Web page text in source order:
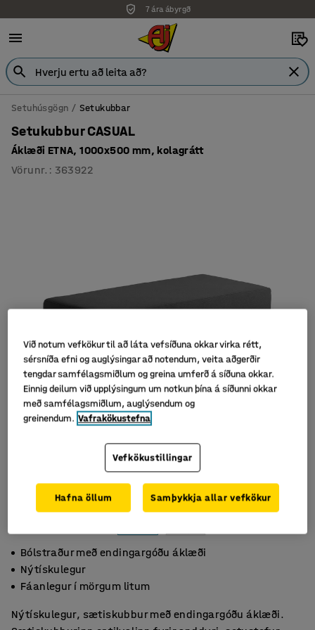
7 ára ábyrgð
Setuhúsgögn Setukubbar
Setukubbur CASUAL
Áklæði ETNA, 1000x500 mm, kolagrátt
Vörunr. : 363922
Bólstraður með endingargóðu áklæði
Nýtískulegur
Fáanlegur í mörgum litum
Nýtískulegur, sætiskubbur með endingargóðu áklæði.
Við notum vefkökur til að láta vefsíðuna okkar virka rétt,
sérsníða efni og auglýsingar að notendum, veita aðgerðir
tengdar samfélagsmiðlum og greina umferð á síðuna okkar.
Einnig deilum við upplýsingum um notkun þína á síðunni okkar
með samfélagsmiðlum, auglýsendum og
greinendum. Vafrakökustefna
Vefkökustillingar
Hafna öllum Samþykkja allar vefkökur